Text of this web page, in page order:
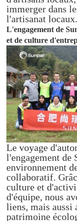
immerger dans
l'artisanat locaux.
L'engagement de
et de culture
Le voyage
l'engagement de
environnement
collaboratif.
culture et
d'équipe, nous
liens, mais aussi
patrimoine